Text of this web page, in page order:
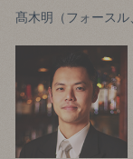
髙木明（フォースル